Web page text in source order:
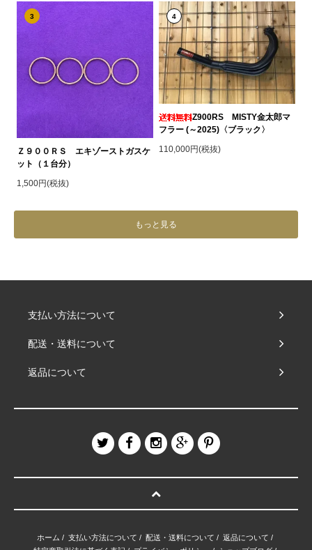
3
Ｚ９００ＲＳ エキゾーストガスケ
ット（１台分）
1,500円(税抜)
4
Z900RS MISTY金太郎マ
フラー (～2025)〈ブラック〉
110,000円(税抜)
もっと見る
支払い方法について
配送・送料について
返品について
ホーム / 支払い方法について / 配送・送料について / 返品について /